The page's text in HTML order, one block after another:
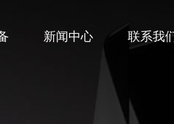
新闻中心 联系我